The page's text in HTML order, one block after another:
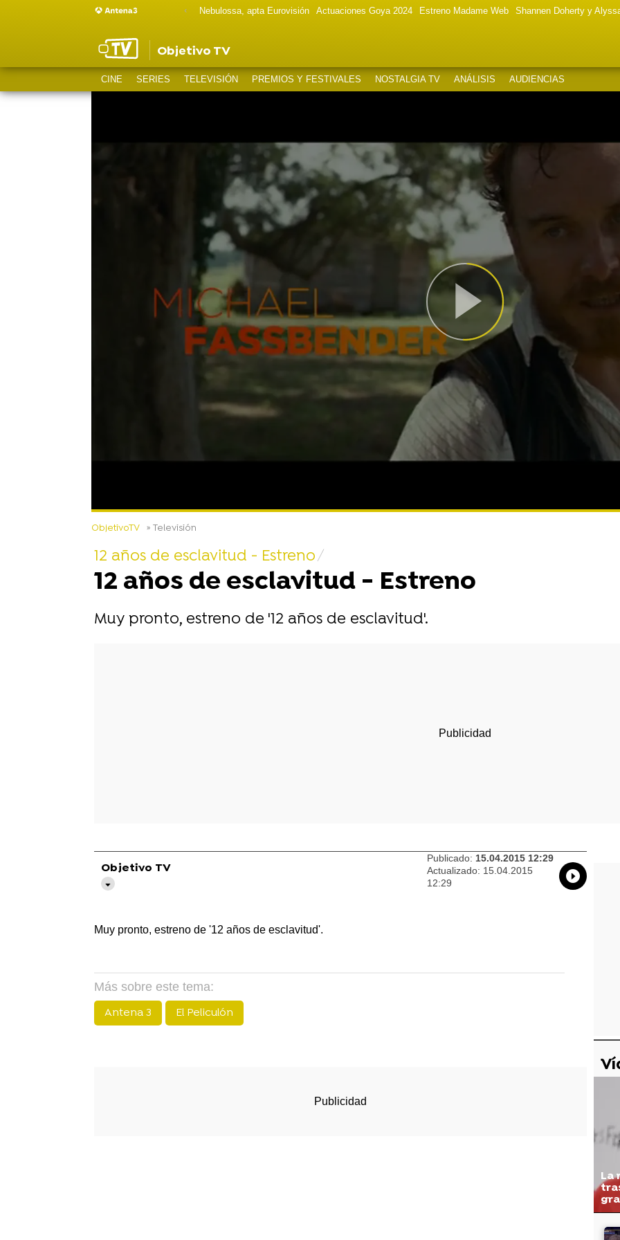
Nebulossa, apta Eurovisión Actuaciones Goya 2024 Estreno Madame Web Shannen Doherty y
Objetivo TV
CINE SERIES TELEVISIÓN PREMIOS Y FESTIVALES NOSTALGIA TV ANÁLISIS AUDIENCIAS
ObjetivoTV » Televisión
12 años de esclavitud - Estreno
12 años de esclavitud - Estreno
Muy pronto, estreno de '12 años de esclavitud'.
Objetivo TV
Publicado: 15.04.2015 12:29
Actualizado: 15.04.2015
12:29
Whatsapp
Muy pronto, estreno de '12 años de esclavitud'.
Más sobre este tema:
Antena 3
El Peliculón
La